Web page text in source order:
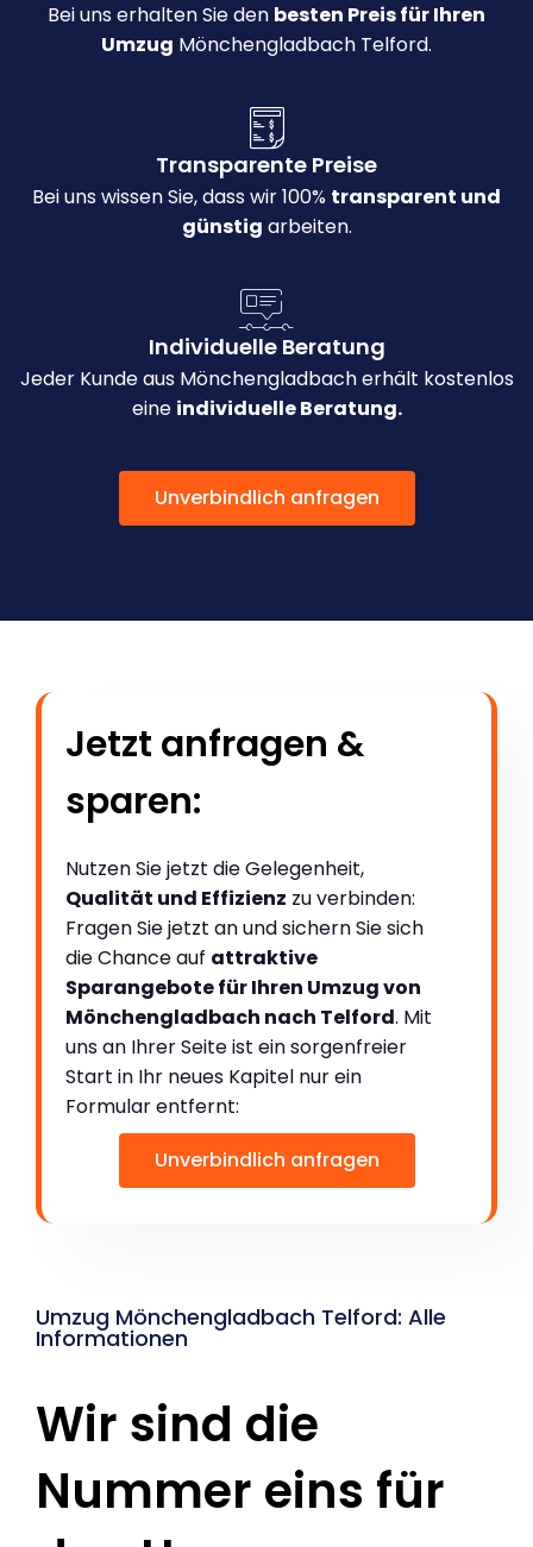
Bei uns erhalten Sie den besten Preis für Ihren
Umzug Mönchengladbach Telford.
Transparente Preise
Bei uns wissen Sie, dass wir 100% transparent und
günstig arbeiten.
Individuelle Beratung
Jeder Kunde aus Mönchengladbach erhält kostenlos
eine individuelle Beratung.
Unverbindlich anfragen
Jetzt anfragen &
sparen:
Nutzen Sie jetzt die Gelegenheit,
Qualität und Effizienz zu verbinden:
Fragen Sie jetzt an und sichern Sie sich
die Chance auf attraktive
Sparangebote für Ihren Umzug von
Mönchengladbach nach Telford. Mit
uns an Ihrer Seite ist ein sorgenfreier
Start in Ihr neues Kapitel nur ein
Formular entfernt:
Unverbindlich anfragen
Umzug Mönchengladbach Telford: Alle
Informationen
Wir sind die
Nummer eins für